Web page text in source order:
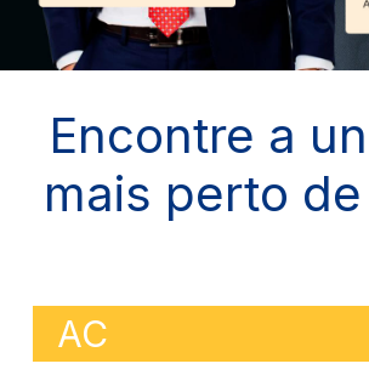
Encontre a
mais perto
AC